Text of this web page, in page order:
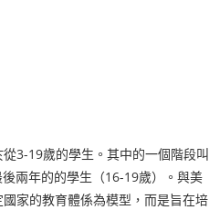
3-19歲的學生。其中的一個階段叫
兩年的的學生（16-19歲）。與美
家的教育體係為模型，而是旨在培